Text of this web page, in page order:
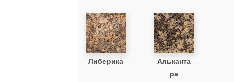
Либерика
Альканта
ра